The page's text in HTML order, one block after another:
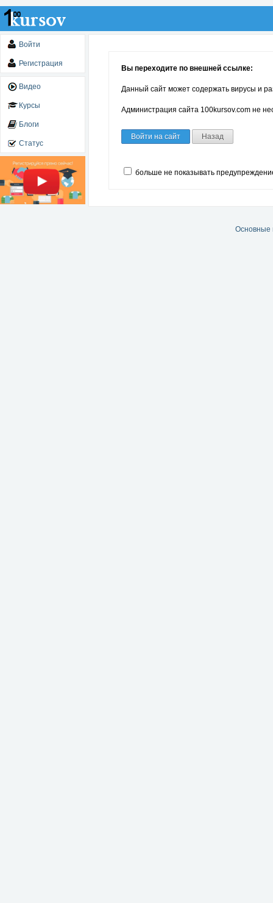
Войти
Регистрация
Видео
Курсы
Блоги
Статус
Вы переходите по внешней ссылке:
Данный сайт может содержать вирусы и
Администрация сайта 100kursov.com не
Войти на сайт Назад
больше не показывать
Основные